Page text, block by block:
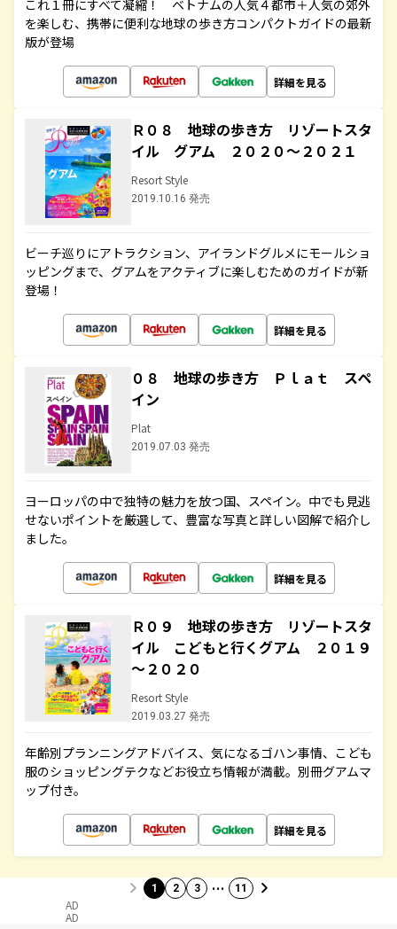
これ１冊にすべて凝縮！ ベトナムの人気４都市＋人気の郊外
を楽しむ、携帯に便利な地球の歩き方コンパクトガイドの最新
版が登場
詳細を見る
Ｒ０８ 地球の歩き方 リゾートスタ
イル グアム ２０２０～２０２１
Resort Style
2019.10.16 発売
ビーチ巡りにアトラクション、アイランドグルメにモールショ
ッピングまで、グアムをアクティブに楽しむためのガイドが新
登場！
詳細を見る
０８ 地球の歩き方 Ｐｌａｔ スペ
イン
Plat
2019.07.03 発売
ヨーロッパの中で独特の魅力を放つ国、スペイン。中でも見逃
せないポイントを厳選して、豊富な写真と詳しい図解で紹介し
ました。
詳細を見る
Ｒ０９ 地球の歩き方 リゾートスタ
イル こどもと行くグアム ２０１９
～２０２０
Resort Style
2019.03.27 発売
年齢別プランニングアドバイス、気になるゴハン事情、こども
服のショッピングテクなどお役立ち情報が満載。別冊グアムマ
ップ付き。
詳細を見る
1 2 3 … 11
AD
AD